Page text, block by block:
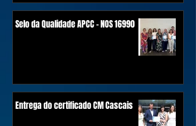
Selo da Qualidade APCC - NOS 16990
Entrega do certificado CM Cascais